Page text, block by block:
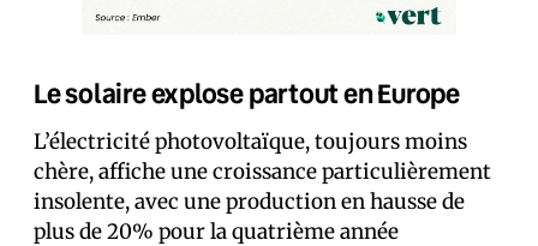
Le solaire explose partout en Europe
L’électricité photovoltaïque, toujours moins
chère, affiche une croissance particulièrement
insolente, avec une production en hausse de
plus de 20% pour la quatrième année